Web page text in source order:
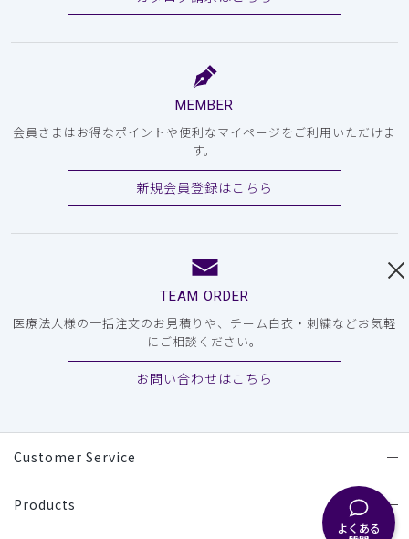
よくある
MEMBER
会員さまはお得なポイントや便利なマイページをご利用いただけま
す。
新規会員登録はこちら
TEAM ORDER
医療法人様の一括注文のお見積りや、チーム白衣・刺繍などお気軽
にご相談ください。
お問い合わせはこちら
Customer Service
Products